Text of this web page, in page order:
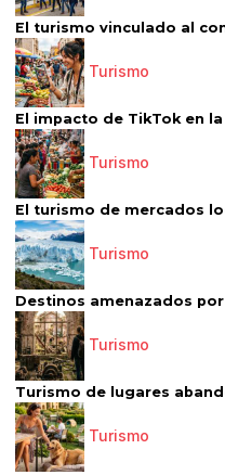
El turismo vinculado al
Turismo
El impacto de TikTok en
Turismo
El turismo de mercados
Turismo
Destinos amenazados
Turismo
Turismo de lugares
Turismo